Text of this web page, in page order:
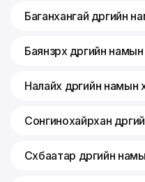
Баганхангай дүүргийн
Баянзүрх дүүргийн
Налайх дүүргийн намын
Сонгинохайрхан
Сүхбаатар дүүргийн